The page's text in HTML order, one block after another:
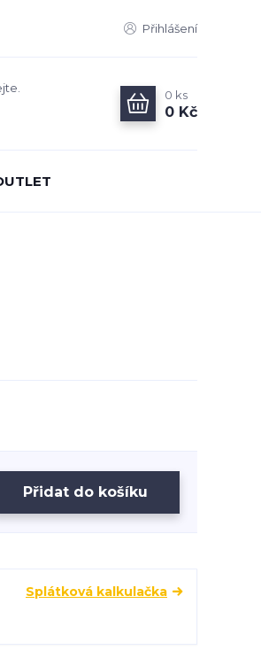
Přihlášení
0 ks
0 Kč
Přidat do košíku
Splátková kalkulačka